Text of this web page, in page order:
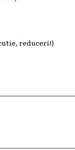
reduceri!)